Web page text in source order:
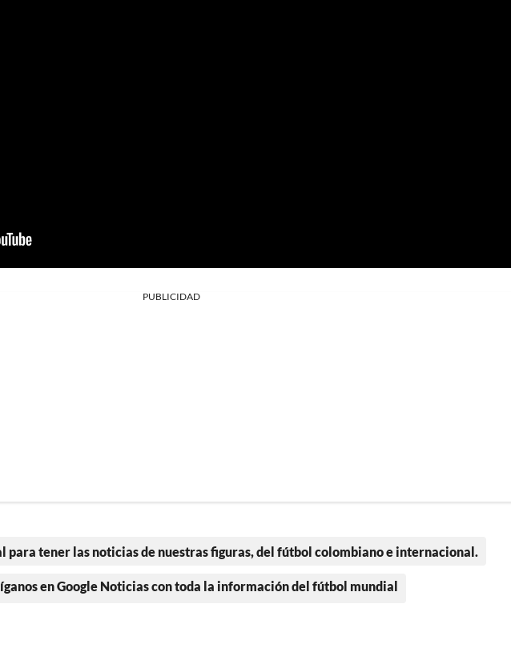
PUBLICIDAD
para tener las noticias de nuestras figuras, del fútbol colombiano e internacional.
en Google Noticias con toda la información del fútbol mundial